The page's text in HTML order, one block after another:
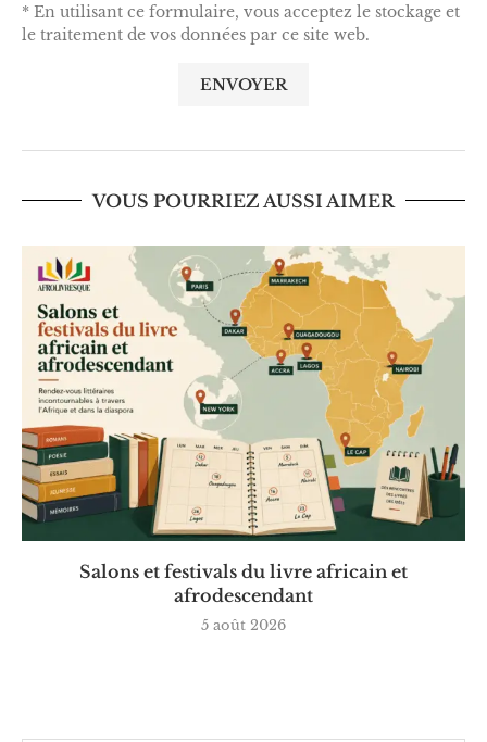
* En utilisant ce formulaire, vous acceptez le stockage et
le traitement de vos données par ce site web.
VOUS POURRIEZ AUSSI AIMER
Salons et festivals du livre africain et
afrodescendant
5 août 2026